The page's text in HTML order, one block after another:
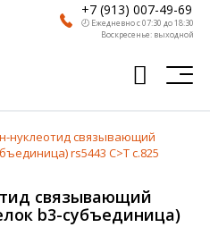
+7 (913) 007-49-69
🕗 Ежедневно с 07:30 до 18:30
Воскресенье: выходной
нуклеотид связывающий
rs5443 C>T c.825
связывающий
b3-субъединица)